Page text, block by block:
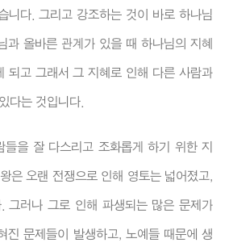
니다. 그리고 강조하는 것이 바로 하나님
과 올바른 관계가 있을 때 하나님의 지혜
되고 그래서 그 지혜로 인해 다른 사람과
다는 것입니다.
들을 잘 다스리고 조화롭게 하기 위한 지
은 오랜 전쟁으로 인해 영토는 넓어졌고,
그러나 그로 인해 파생되는 많은 문제가
진 문제들이 발생하고, 노예들 때문에 생